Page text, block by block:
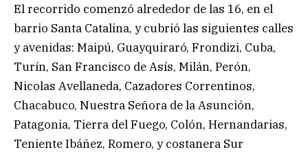
El recorrido comenzó alrededor de las 16, en el
barrio Santa Catalina, y cubrió las siguientes calles
y avenidas: Maipú, Guayquiraró, Frondizi, Cuba,
Turín, San Francisco de Asís, Milán, Perón,
Nicolas Avellaneda, Cazadores Correntinos,
Chacabuco, Nuestra Señora de la Asunción,
Patagonia, Tierra del Fuego, Colón, Hernandarias,
Teniente Ibáñez, Romero, y costanera Sur